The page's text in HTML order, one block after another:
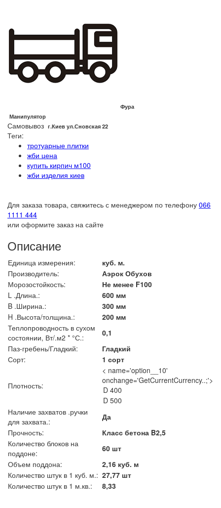
Фура
Манипулятор
Самовывоз г.Киев ул.Сновская 22
Теги:
тротуарные плитки
жби цена
купить кирпич м100
жби изделия киев
Для заказа товара, свяжитесь с менеджером по телефону 066
1111 444
или оформите заказ на сайте
Описание
Единица измерения:
куб. м.
Производитель:
Аэрок Обухов
Морозостойкость:
Не менее F100
L .Длина.:
600 мм
B .Ширина.:
300 мм
H .Высота/толщина.:
200 мм
Теплопроводность в сухом
состоянии, Вт/.м2 * °С.:
0,1
Паз-гребень/Гладкий:
Гладкий
Сорт:
1 сорт
Плотность:
< name='option__10'
onchange='GetCurrentCurrency..;'>
Наличие захватов .ручки
для захвата.:
Да
Прочность:
Класс бетона B2,5
Количество блоков на
поддоне:
60 шт
Объем поддона:
2,16 куб. м
Количество штук в 1 куб. м.: 27,77 шт
Количество штук в 1 м.кв.:
8,33